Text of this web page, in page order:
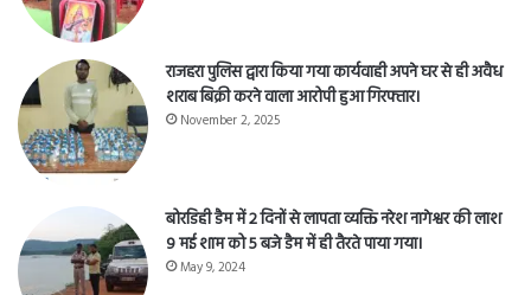
राजहरा पुलिस द्वारा किया गया कार्यवाही अपने घर से ही अवैध
शराब बिक्री करने वाला आरोपी हुआ गिरफ्तार।
November 2, 2025
बोरडिही डैम में 2 दिनों से लापता व्यक्ति नरेश नागेश्वर की लाश
9 मई शाम को 5 बजे डैम में ही तैरते पाया गया।
May 9, 2024